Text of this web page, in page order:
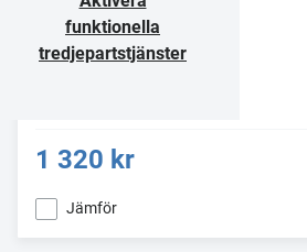
funktionella
tredjepartstjänster
1 320 kr
Jämför